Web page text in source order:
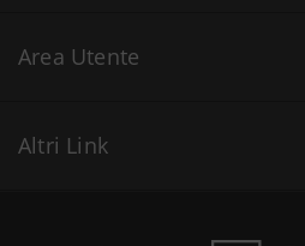
Area Utente
Altri Link